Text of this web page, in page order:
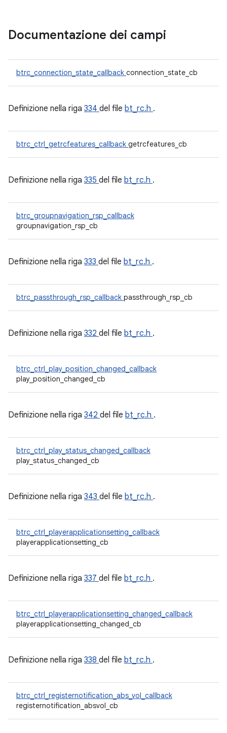
Documentazione dei campi
btrc_connection_state_callback connection_state_cb
Definizione nella riga 334 del file bt_rc.h .
btrc_ctrl_getrcfeatures_callback getrcfeatures_cb
Definizione nella riga 335 del file bt_rc.h .
btrc_groupnavigation_rsp_callback
groupnavigation_rsp_cb
Definizione nella riga 333 del file bt_rc.h .
btrc_passthrough_rsp_callback passthrough_rsp_cb
Definizione nella riga 332 del file bt_rc.h .
btrc_ctrl_play_position_changed_callback
play_position_changed_cb
Definizione nella riga 342 del file bt_rc.h .
btrc_ctrl_play_status_changed_callback
play_status_changed_cb
Definizione nella riga 343 del file bt_rc.h .
btrc_ctrl_playerapplicationsetting_callback
playerapplicationsetting_cb
Definizione nella riga 337 del file bt_rc.h .
btrc_ctrl_playerapplicationsetting_changed_callback
playerapplicationsetting_changed_cb
Definizione nella riga 338 del file bt_rc.h .
btrc_ctrl_registernotification_abs_vol_callback
registernotification_absvol_cb